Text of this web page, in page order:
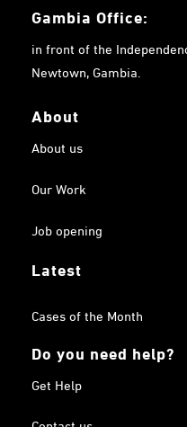
Gambia Office:
in front of the
Newtown, Gambia.
About
About us
Our Work
Job opening
Latest
Cases of the Month
Do you need help?
Get Help